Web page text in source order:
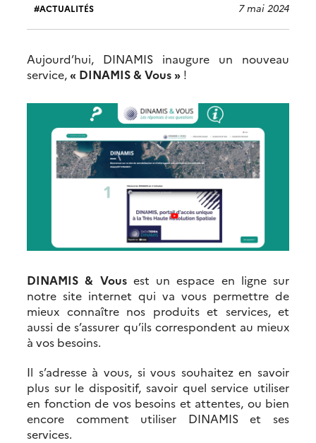
ACTUALITÉS 7 mai 2024
Aujourd’hui, DINAMIS inaugure un nouveau
service,« DINAMIS & Vous » !
DINAMIS & Vousest un espace en ligne sur
notre site internet qui va vous permettre de
mieux connaître nos produits et services, et
aussi de s’assurer qu’ils correspondent au mieux
à vos besoins.
Il s’adresse à vous, si vous souhaitez en savoir
plus sur le dispositif, savoir quel service utiliser
en fonction de vos besoins et attentes, ou bien
encore comment utiliser DINAMIS et ses
services.